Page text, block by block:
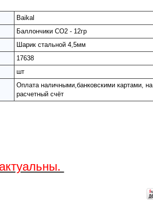
Baikal
Баллончики СО2 - 12гр
Шарик стальной 4,5мм
17638
шт
Оплата наличными,банковскими картами, на
расчетный счёт